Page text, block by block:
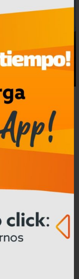
dólares
en